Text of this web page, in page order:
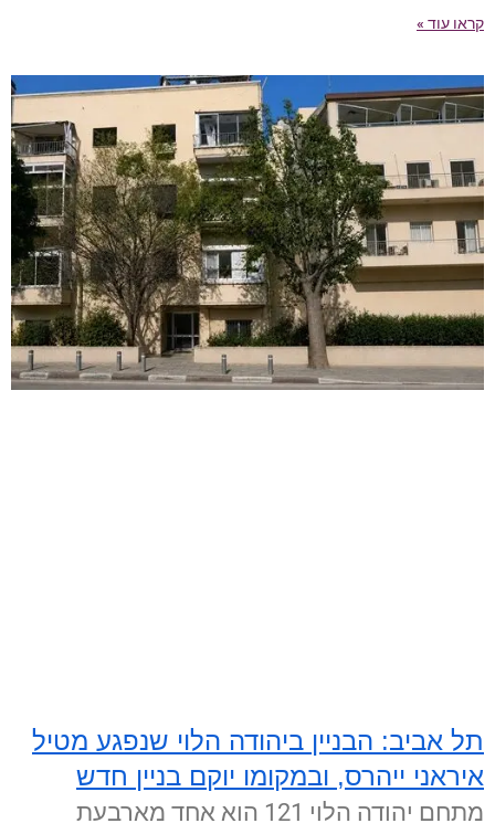
קראו עוד »
תל אביב: הבניין ביהודה הלוי שנפגע מטיל
איראני ייהרס, ובמקומו יוקם בניין חדש
מתחם יהודה הלוי 121 הוא אחד מארבעת